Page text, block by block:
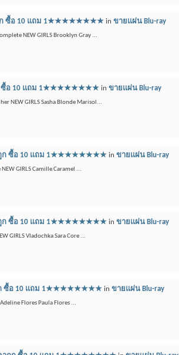
ก ซื้อ 10 แถม 1★★★★★★★★ in ขายแผ่น Blu-ray
NEW GIRLS Brooklyn Gray ...
ซื้อ 10 แถม 1★★★★★★★★ in ขายแผ่น Blu-ray
NEW GIRLS Sasha Blonde Marisol...
ถูก ซื้อ 10 แถม 1★★★★★★★★ in ขายแผ่น Blu-ray
GIRLS Camille Caramel ...
ถูก ซื้อ 10 แถม 1★★★★★★★★ in ขายแผ่น Blu-ray
GIRLS Vladochka Sara Core ...
ก ซื้อ 10 แถม 1★★★★★★★★ in ขายแผ่น Blu-ray
Flores Paula Flores ...